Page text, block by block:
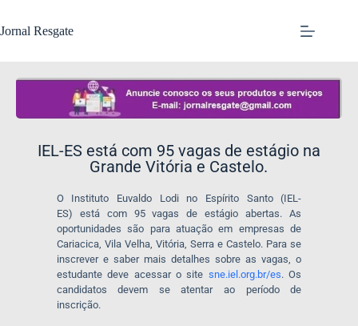
Jornal Resgate
IEL-ES está com 95 vagas de estágio na
Grande Vitória e Castelo.
O Instituto Euvaldo Lodi no Espírito Santo (IEL-
ES) está com 95 vagas de estágio abertas. As
oportunidades são para atuação em empresas de
Cariacica, Vila Velha, Vitória, Serra e Castelo. Para se
inscrever e saber mais detalhes sobre as vagas, o
estudante deve acessar o site sne.iel.org.br/es. Os
candidatos devem se atentar ao período de
inscrição.